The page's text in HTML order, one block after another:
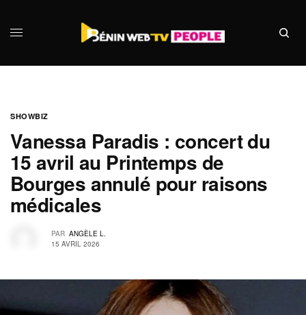
SHOWBIZ
Vanessa Paradis : concert du
15 avril au Printemps de
Bourges annulé pour raisons
médicales
PAR ANGÈLE L.
15 AVRIL 2026